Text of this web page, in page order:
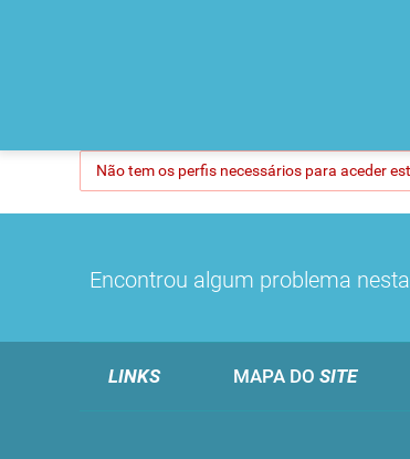
Não tem os perfis necessários para aceder
Encontrou algum problema
LINKS MAPA DO SITE